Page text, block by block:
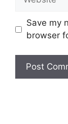
Save my
browser